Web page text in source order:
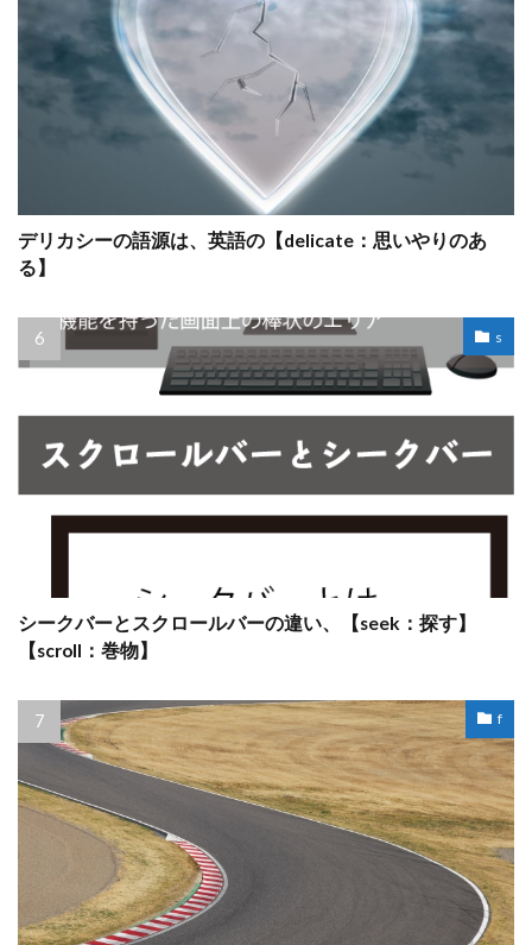
デリカシーの語源は、英語の【delicate：思いやりのあ
る】
s
シークバーとスクロールバーの違い、【seek：探す】
【scroll：巻物】
f